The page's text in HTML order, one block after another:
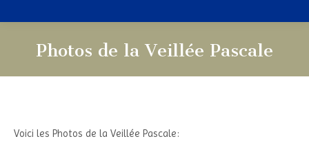
Photos de la Veillée Pascale
Voici les Photos de la Veillée Pascale: